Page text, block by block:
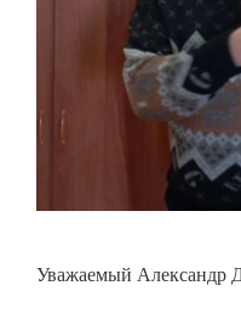
Уважаемый Александр